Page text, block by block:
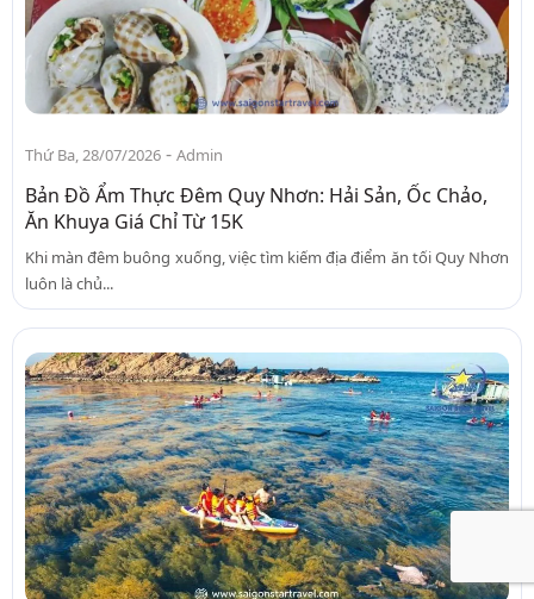
Thứ Ba, 28/07/2026 - Admin
Bản Đồ Ẩm Thực Đêm Quy Nhơn: Hải Sản, Ốc Chảo,
Ăn Khuya Giá Chỉ Từ 15K
Khi màn đêm buông xuống, việc tìm kiếm địa điểm ăn tối Quy Nhơn
luôn là chủ...